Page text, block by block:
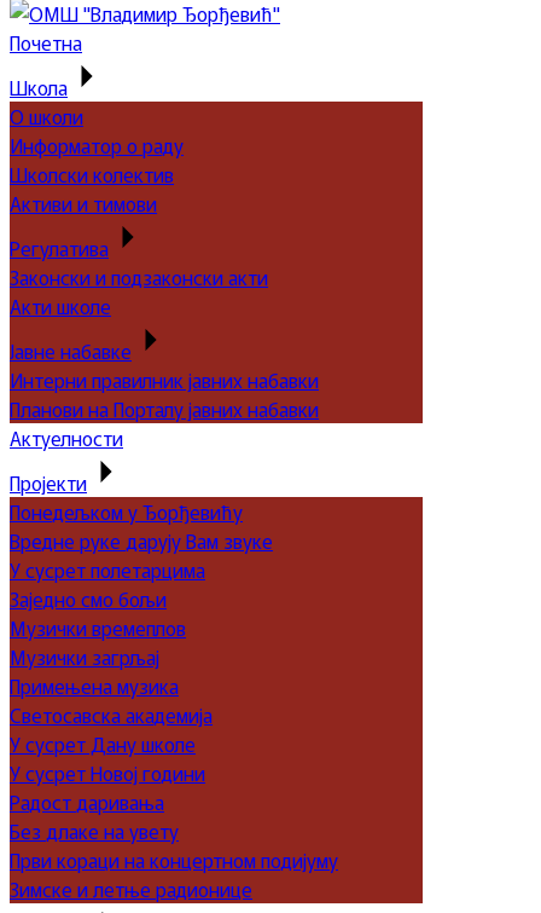
Почетна
Школа
О школи
Информатор о раду
Школски колектив
Активи и тимови
Регулатива
Законски и подзаконски акти
Акти школе
Јавне набавке
Интерни правилник јавних набавки
Планови на Порталу јавних набавки
Актуелности
Пројекти
Понедељком у Ђорђевићу
Вредне руке дарују Вам звуке
У сусрет полетарцима
Заједно смо бољи
Музички времеплов
Музички загрљај
Примењена музика
Светосавска академија
У сусрет Дану школе
У сусрет Новој години
Радост даривања
Без длаке на увету
Први кораци на концертном подијуму
Зимске и летње радионице